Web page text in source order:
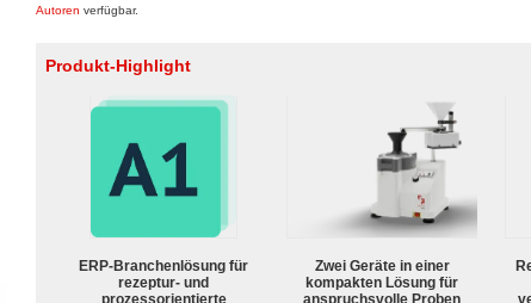
Autoren verfügbar.
Produkt-Highlight
ERP-Branchenlösung für
rezeptur- und
prozessorientierte
Zwei Geräte in einer
kompakten Lösung für
anspruchsvolle Proben